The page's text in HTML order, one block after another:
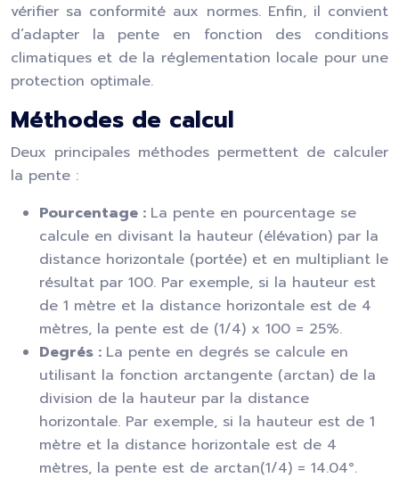
vérifier sa conformité aux normes. Enfin, il convient
d’adapter la pente en fonction des conditions
climatiques et de la réglementation locale pour une
protection optimale.
Méthodes de calcul
Deux principales méthodes permettent de calculer
la pente :
Pourcentage : La pente en pourcentage se
calcule en divisant la hauteur (élévation) par la
distance horizontale (portée) et en multipliant le
résultat par 100. Par exemple, si la hauteur est
de 1 mètre et la distance horizontale est de 4
mètres, la pente est de (1/4) x 100 = 25%.
Degrés : La pente en degrés se calcule en
utilisant la fonction arctangente (arctan) de la
division de la hauteur par la distance
horizontale. Par exemple, si la hauteur est de 1
mètre et la distance horizontale est de 4
mètres, la pente est de arctan(1/4) = 14.04°.